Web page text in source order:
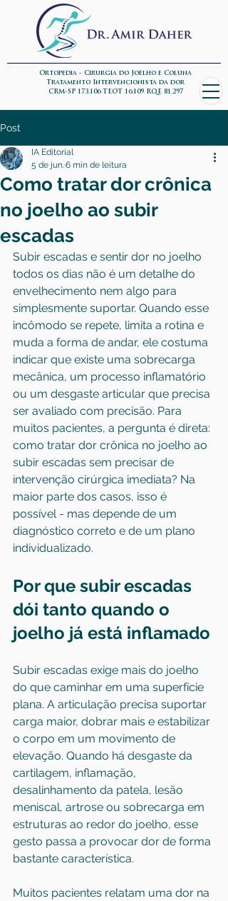
Ortopedia - Cirurgia do Joelho e Coluna
Tratamento Intervencionista da dor
CRM-SP 173.106 TEOT 16.109 RQE 81.297
Post
Como tratar dor crônica
no joelho ao subir
escadas
IA Editorial
5 de jun.6 min de leitura
Subir escadas e sentir dor no joelho
todos os dias não é um detalhe do
envelhecimento nem algo para
simplesmente suportar. Quando esse
incômodo se repete, limita a rotina e
muda a forma de andar, ele costuma
indicar que existe uma sobrecarga
mecânica, um processo inflamatório
ou um desgaste articular que precisa
ser avaliado com precisão. Para
muitos pacientes, a pergunta é direta:
como tratar dor crônica no joelho ao
subir escadas sem precisar de
intervenção cirúrgica imediata? Na
maior parte dos casos, isso é
possível - mas depende de um
diagnóstico correto e de um plano
individualizado.
Por que subir escadas
dói tanto quando o
joelho já está inflamado
Subir escadas exige mais do joelho
do que caminhar em uma superfície
plana. A articulação precisa suportar
carga maior, dobrar mais e estabilizar
o corpo em um movimento de
elevação. Quando há desgaste da
cartilagem, inflamação,
desalinhamento da patela, lesão
meniscal, artrose ou sobrecarga em
estruturas ao redor do joelho, esse
gesto passa a provocar dor de forma
bastante característica.
Muitos pacientes relatam uma dor na